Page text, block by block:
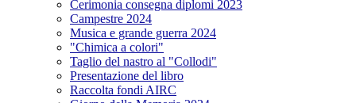
Cerimonia consegna diplomi 2023
Campestre 2024
Musica e grande guerra 2024
"Chimica a colori"
Taglio del nastro al "Collodi"
Presentazione del libro
Raccolta fondi AIRC